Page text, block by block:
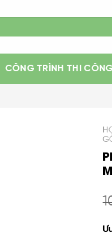
CÔNG TRÌNH THI CÔNG